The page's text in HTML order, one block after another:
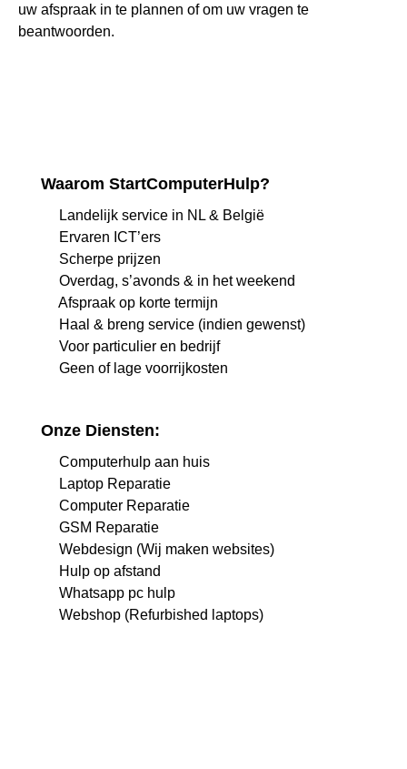
uw afspraak in te plannen of om uw vragen te
beantwoorden.
Waarom StartComputerHulp?
Landelijk service in NL & België
Ervaren ICT’ers
Scherpe prijzen
Overdag, s’avonds & in het weekend
Afspraak op korte termijn
Haal & breng service (indien gewenst)
Voor particulier en bedrijf
Geen of lage voorrijkosten
Onze Diensten:
Computerhulp aan huis
Laptop Reparatie
Computer Reparatie
GSM Reparatie
Webdesign (Wij maken websites)
Hulp op afstand
Whatsapp pc hulp
Webshop (Refurbished laptops)